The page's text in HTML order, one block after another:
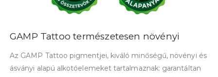
GAMP Tattoo természetesen növényi
Az GAMP Tattoo pigmentjei, kiváló minőségű, növényi és
ásványi alapú alkotóelemeket tartalmaznak: garantáltan